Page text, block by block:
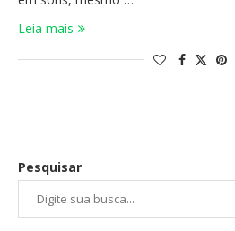
Leia mais
Pesquisar